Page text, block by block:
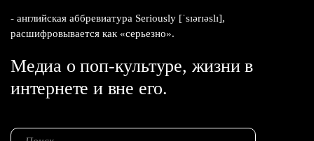
- английская аббревиатура Seriously [ˈsɪərɪəslɪ],
расшифровывается как «серьезно».
Медиа о поп-культуре, жизни в
интернете и вне его.